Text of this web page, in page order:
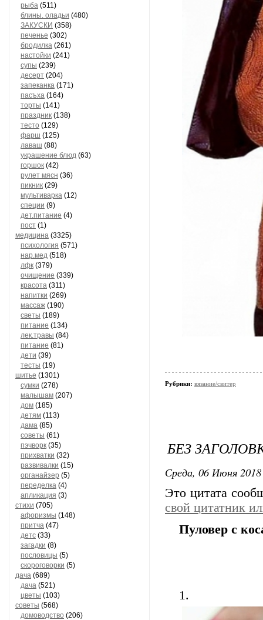
рыба (511)
блины. оладьи (480)
ЗАКУСКИ (358)
печенье (302)
бродилка (261)
настойки (241)
супы (239)
десерт (204)
запеканка (171)
пасъха (164)
торты (141)
праздник (138)
тесто (129)
фарш (125)
лаваш (88)
украшение блюд (63)
горшок (42)
рулет мясн (36)
пикник (29)
мультиварка (12)
специи (9)
дет.питание (4)
пост (1)
медицина (3325)
психология (571)
нар.мед (518)
лфк (379)
очищение (339)
красота (311)
напитки (269)
массаж (190)
светы (189)
питание (134)
лек.травы (84)
питание (81)
дети (39)
тесты (19)
шитье (1301)
сумки (278)
малышам (207)
дом (185)
детям (113)
дама (85)
советы (61)
пэчворк (35)
прихватки (32)
развивалки (15)
органайзер (5)
переделка (4)
апликация (3)
стихи (705)
афоризмы (148)
притча (47)
детс (33)
загадки (8)
пословицы (5)
скороговорки (5)
дача (689)
дача (521)
цветы (103)
советы (568)
домоводство (206)
Рубрики: вязание/свитер
БЕЗ
Среда, 06 Июня
Это цитата
свой цитатник
Пуловер с
1.